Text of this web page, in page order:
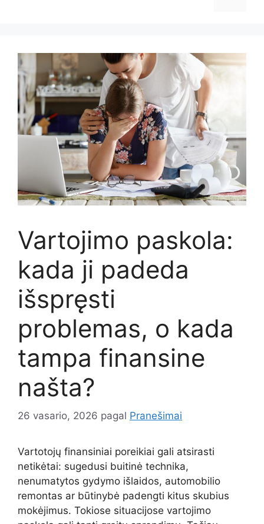
Vartojimo paskola:
kada ji padeda
išspręsti
problemas, o kada
tampa finansine
našta?
26 vasario, 2026 pagal Pranešimai
Vartotojų finansiniai poreikiai gali atsirasti
netikėtai: sugedusi buitinė technika,
nenumatytos gydymo išlaidos, automobilio
remontas ar būtinybė padengti kitus skubius
mokėjimus. Tokiose situacijose vartojimo